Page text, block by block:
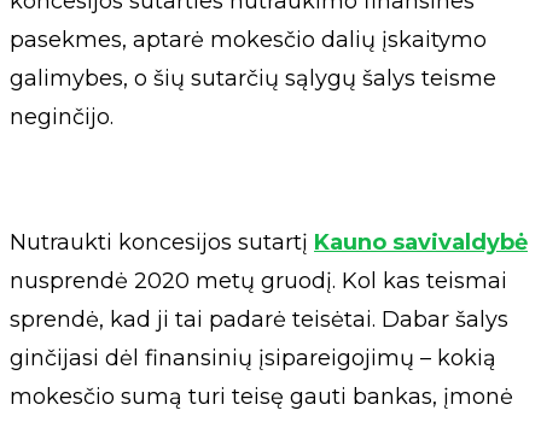
pasekmes, aptarė mokesčio dalių įskaitymo
galimybes, o šių sutarčių sąlygų šalys teisme
neginčijo.
Nutraukti koncesijos sutartį Kauno savivaldybė
nusprendė 2020 metų gruodį. Kol kas teismai
sprendė, kad ji tai padarė teisėtai. Dabar šalys
ginčijasi dėl finansinių įsipareigojimų – kokią
mokesčio sumą turi teisę gauti bankas, įmonė